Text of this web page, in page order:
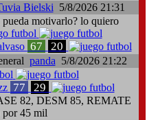
Bielski 5/8/2026 21:31
pueda motivarlo? lo quiero
67 20
panda 5/8/2026 21:22
77 29
82, DESM 85, REMATE
por 45 mil